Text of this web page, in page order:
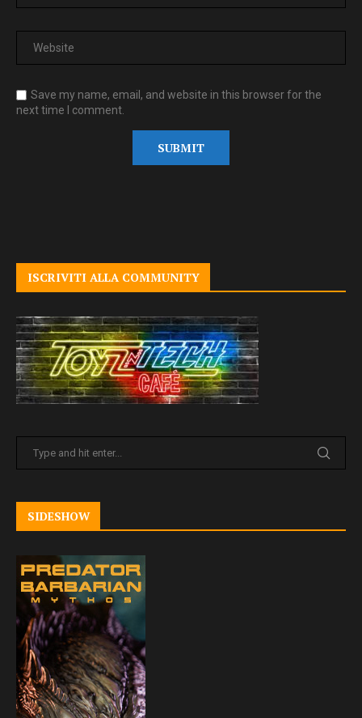
Save my name, email, and website in this browser for the
next time I comment.
ISCRIVITI ALLA COMMUNITY
SIDESHOW